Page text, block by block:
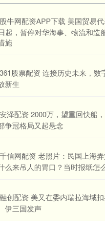
股牛网配资APP下载 美国贸易
起，暂停对华海事、物流和造
施
​361股票配资 连接历史未来，数
新生
安泽配资 2000万，望重回快船
争冠格局又起悬念
千信网配资 老照片：民国上海弄
么来吊人的胃口？当时报纸怎
融创配资 美又在委内瑞拉海域扣
伊三国发声